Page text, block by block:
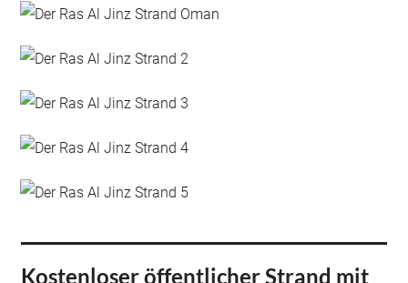
Kostenloser öffentlicher Strand mit